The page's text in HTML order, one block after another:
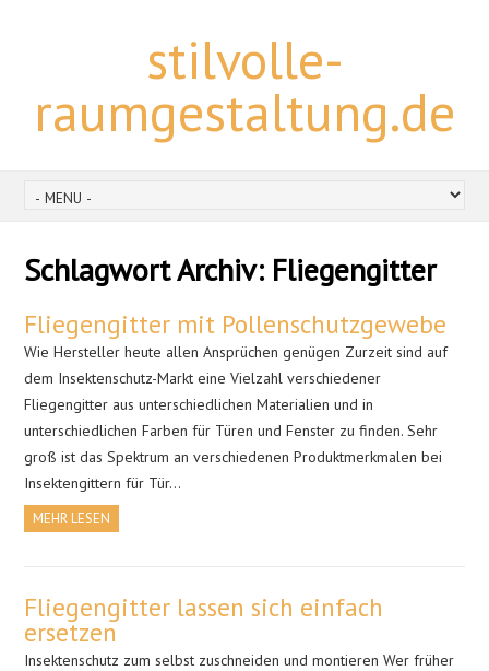
stilvolle-
raumgestaltung.de
Schlagwort Archiv: Fliegengitter
Fliegengitter mit Pollenschutzgewebe
Wie Hersteller heute allen Ansprüchen genügen Zurzeit sind auf
dem Insektenschutz-Markt eine Vielzahl verschiedener
Fliegengitter aus unterschiedlichen Materialien und in
unterschiedlichen Farben für Türen und Fenster zu finden. Sehr
groß ist das Spektrum an verschiedenen Produktmerkmalen bei
Insektengittern für Tür…
MEHR LESEN
Fliegengitter lassen sich einfach
ersetzen
Insektenschutz zum selbst zuschneiden und montieren Wer früher